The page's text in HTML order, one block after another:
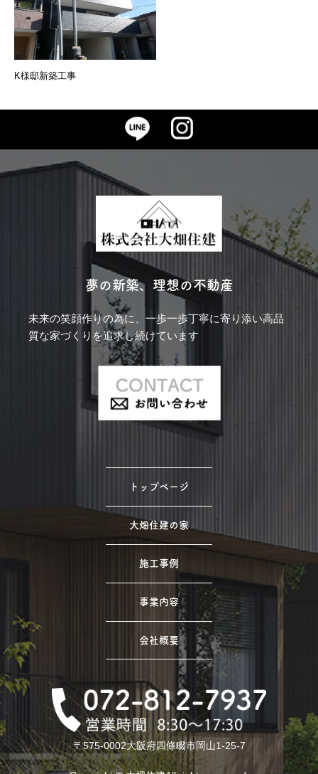
K様邸新築工事
夢の新築、理想の不動産
未来の笑顔作りの為に、一歩一歩丁寧に寄り添い高品
質な家づくりを追求し続けています
トップページ
大畑住建の家
施工事例
事業内容
会社概要
〒575-0002大阪府四條畷市岡山1-25-7